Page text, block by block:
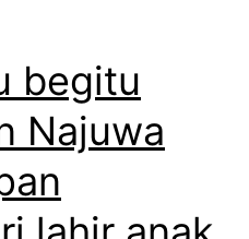
u
n
b
e
r
begitu
Najuwa